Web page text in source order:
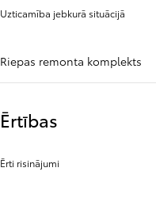
Uzticamība jebkurā situācijā
Riepas remonta komplekts
Ērtības
Ērti risinājumi